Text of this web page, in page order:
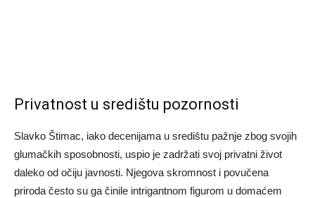
Privatnost u središtu pozornosti
Slavko Štimac, iako decenijama u središtu pažnje zbog svojih
glumačkih sposobnosti, uspio je zadržati svoj privatni život
daleko od očiju javnosti. Njegova skromnost i povučena
priroda često su ga činile intrigantnom figurom u domaćem